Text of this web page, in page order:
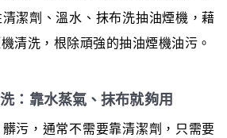
潔劑、溫水、抹布洗抽油煙機，藉
清洗，根除頑強的抽油煙機油污。
：靠水蒸氣、抹布就夠用
污，通常不需要靠清潔劑，只需要